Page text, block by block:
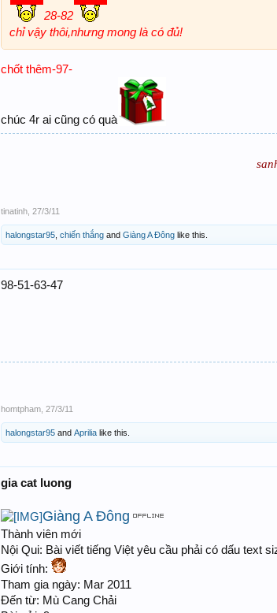
28-82
chỉ vậy thôi,nhưng mong là có đủ!
chốt thêm-97-
chúc 4r ai cũng có quà
tinatinh 27/3/11
halongstar95 chiến thắng and Giàng A Đông like this.
98-51-63-47
homtpham 27/3/11
halongstar95 and Aprilia like this.
gia cat luong
Giàng A Đông
Thành viên mới
Nội Qui: Bài viết tiếng Việt yêu cầu phải có dấu text
Giới tính:
Tham gia ngày: Mar 2011
Đến từ: Mù Cang Chải